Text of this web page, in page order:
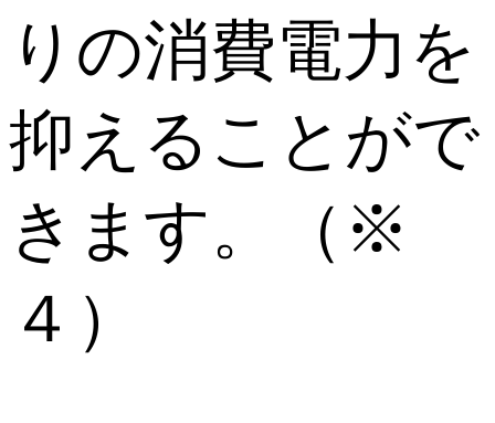
りの消費電力を
抑えることがで
きます。（※
４）